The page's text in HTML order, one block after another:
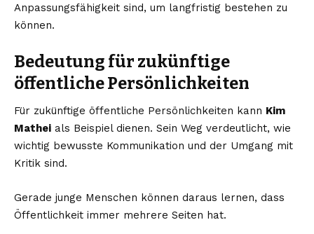
Anpassungsfähigkeit sind, um langfristig bestehen zu
können.
Bedeutung für zukünftige
öffentliche Persönlichkeiten
Für zukünftige öffentliche Persönlichkeiten kann Kim
Mathei als Beispiel dienen. Sein Weg verdeutlicht, wie
wichtig bewusste Kommunikation und der Umgang mit
Kritik sind.
Gerade junge Menschen können daraus lernen, dass
Öffentlichkeit immer mehrere Seiten hat.